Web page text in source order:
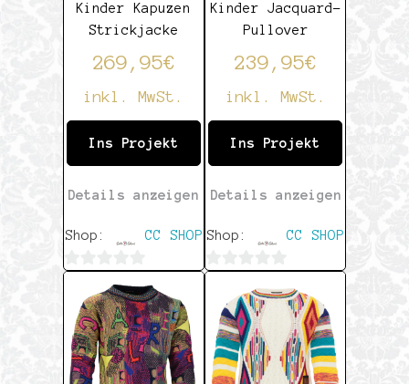
Kinder Kapuzen
Strickjacke
269,95€
inkl. MwSt.
Ins Projekt
Details anzeigen
Shop: CC SHOP
0
von
Kinder Jacquard-
Pullover
239,95€
inkl. MwSt.
Ins Projekt
Details anzeigen
Shop: CC SHOP
von